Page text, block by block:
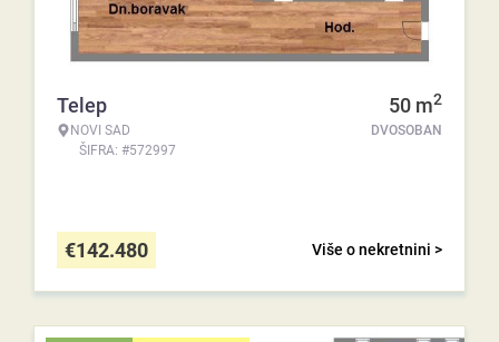
Telep
NOVI SAD
ŠIFRA: #572997
50 m2
DVOSOBAN
Više o nekretnini >
€142.480